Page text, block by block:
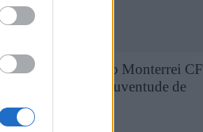
Silva reforça o Monterrei CF
três épocas no Juventude de
Salgadas
4 de Agosto, 2026